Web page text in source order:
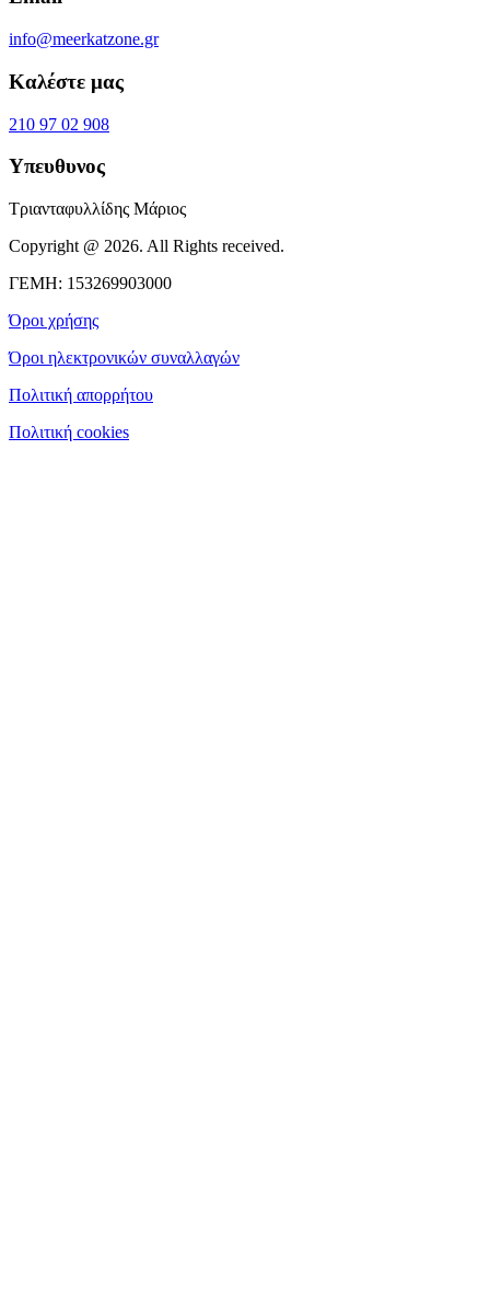
info@meerkatzone.gr
Καλέστε μας
210 97 02 908
Υπευθυνος
Τριανταφυλλίδης Μάριος
Copyright @ 2026. All Rights received.
ΓΕΜΗ: 153269903000
Όροι χρήσης
Όροι ηλεκτρονικών συναλλαγών
Πολιτική απορρήτου
Πολιτική cookies